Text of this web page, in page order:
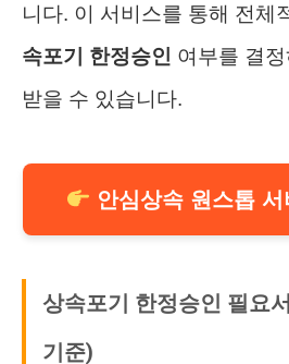
니다. 이 서비스를 통해 전체
속포기 한정승인 여부를 결
받을 수 있습니다.
안심상속 원스톱
상속포기 한정승인 필요
기준)